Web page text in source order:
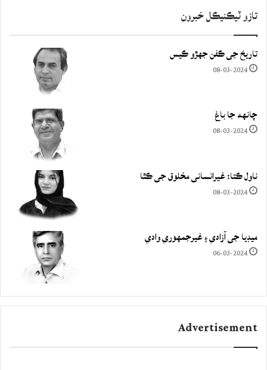
تازو ٽيڪنيڪل خبرون
تاريخ جي ڪفن جھڙو ڪيس
08-03-2024
چانهه جا باغ
08-03-2024
ناول ڪتا: غيرانساني مخلوق جي ڪٿا
08-03-2024
ميڊيا جي آزادي ۽ غيرجمھوري وادي
06-03-2024
Advertisement